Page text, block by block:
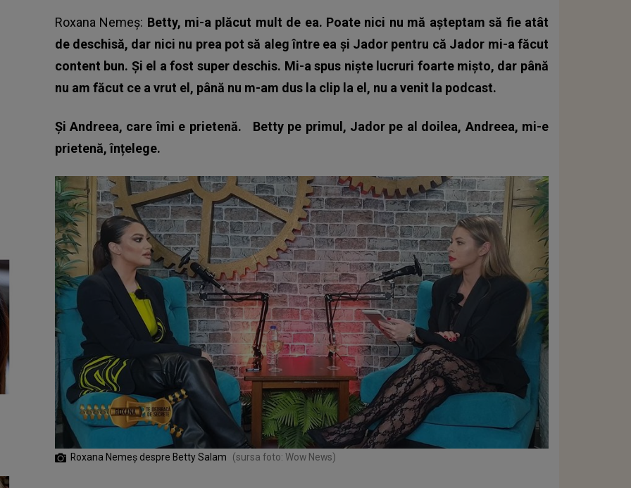
Roxana Nemeș: Betty, mi-a plăcut mult de ea. Poate nici nu mă așteptam să fie atât
de deschisă, dar nici nu prea pot să aleg între ea și Jador pentru că Jador mi-a făcut
content bun. Și el a fost super deschis. Mi-a spus niște lucruri foarte mișto, dar până
nu am făcut ce a vrut el, până nu m-am dus la clip la el, nu a venit la podcast.
Și Andreea, care îmi e prietenă. Betty pe primul, Jador pe al doilea, Andreea, mi-e
prietenă, înțelege.
Roxana Nemeș despre Betty Salam (sursa foto: Wow News)